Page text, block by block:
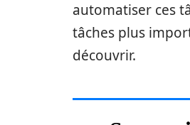
automatiser ces
tâches plus
découvrir.